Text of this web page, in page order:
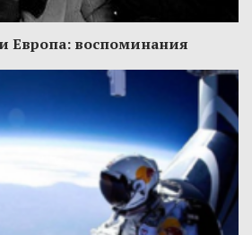
Европа: воспоминания